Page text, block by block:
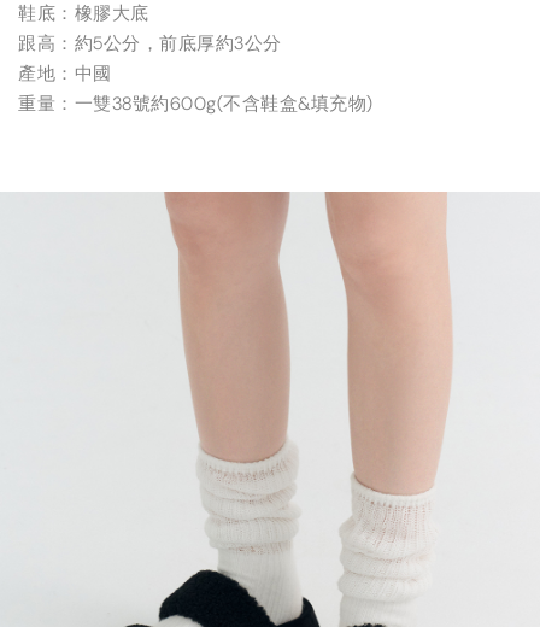
鞋底：橡膠大底
跟高：約5公分，前底厚約3公分
產地：中國
重量：一雙38號約600g(不含鞋盒&填充物)